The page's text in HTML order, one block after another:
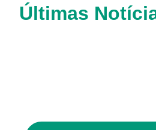
Últimas